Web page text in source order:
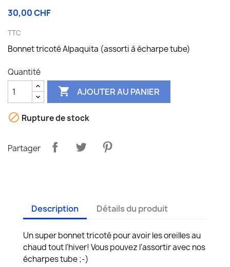
30,00 CHF
TTC
Bonnet tricoté Alpaquita (assorti à écharpe tube)
Quantité
 AJOUTER AU PANIER
 Rupture de stock
Partager
Description Détails du produit
Un super bonnet tricoté pour avoir les oreilles au
chaud tout l'hiver! Vous pouvez l'assortir avec nos
écharpes tube ;-)